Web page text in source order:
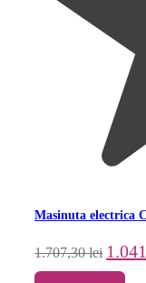
Masinuta electrica
1.707,30lei Prețul
inițial